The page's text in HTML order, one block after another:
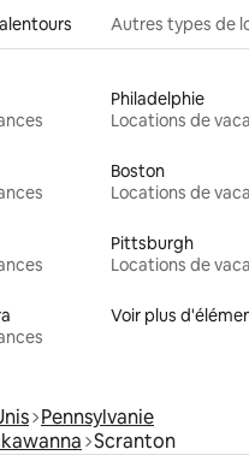
Autres types de
Philadelphie
Locations de
Boston
Locations de
Pittsburgh
Locations de
Voir plus
Pennsylvanie
Scranton